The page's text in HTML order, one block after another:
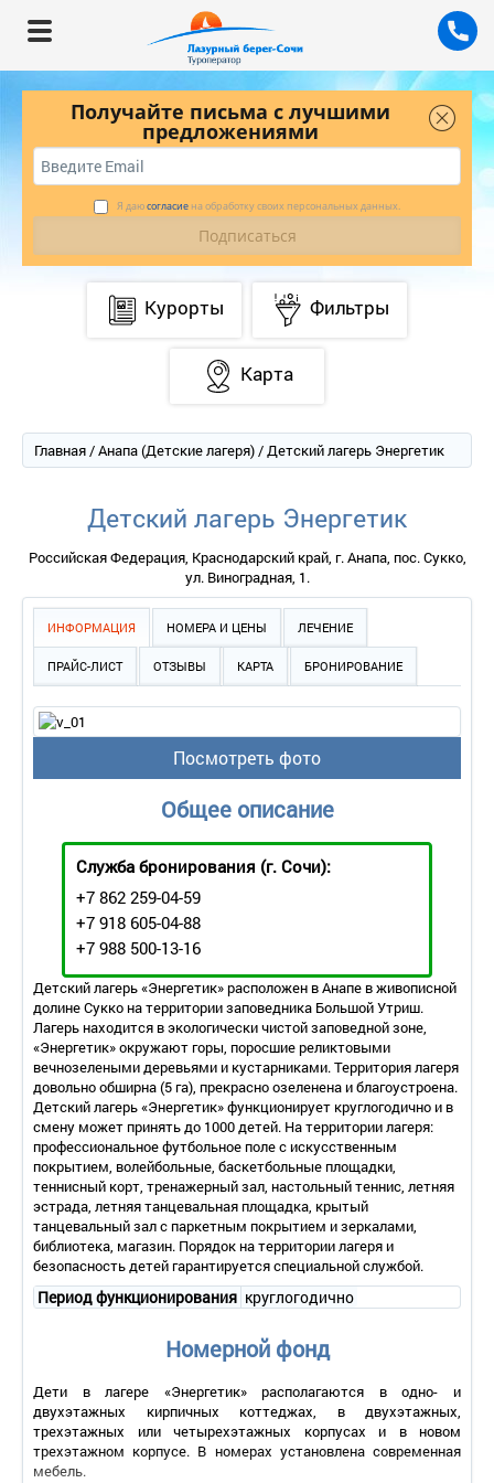
Получайте письма с лучшими
предложениями
Я даюсогласие на обработку своих персональных данных.
Курорты Фильтры
Карта
Главная/Анапа (Детские лагеря)/ Детский лагерь Энергетик
Детский лагерь Энергетик
Российская Федерация, Краснодарский край, г. Анапа, пос. Сукко,
ул. Виноградная, 1.
ИНФОРМАЦИЯ НОМЕРА И ЦЕНЫ ЛЕЧЕНИЕ
ПРАЙС-ЛИСТ ОТЗЫВЫ КАРТА БРОНИРОВАНИЕ
Посмотреть фото
Общее описание
Служба бронирования (г. Сочи):
+7 862 259-04-59
+7 918 605-04-88
+7 988 500-13-16
Детский лагерь «Энергетик» расположен в Анапе в живописной
долине Сукко на территории заповедника Большой Утриш.
Лагерь находится в экологически чистой заповедной зоне,
«Энергетик» окружают горы, поросшие реликтовыми
вечнозелеными деревьями и кустарниками. Территория лагеря
довольно обширна (5 га), прекрасно озеленена и благоустроена.
Детский лагерь «Энергетик» функционирует круглогодично и в
смену может принять до 1000 детей. На территории лагеря:
профессиональное футбольное поле с искусственным
покрытием, волейбольные, баскетбольные площадки,
теннисный корт, тренажерный зал, настольный теннис, летняя
эстрада, летняя танцевальная площадка, крытый
танцевальный зал с паркетным покрытием и зеркалами,
библиотека, магазин. Порядок на территории лагеря и
безопасность детей гарантируется специальной службой.
Период функционирования круглогодично
Номерной фонд
Дети в лагере «Энергетик» располагаются в одно- и
двухэтажных кирпичных коттеджах, в двухэтажных,
трехэтажных или четырехэтажных корпусах и в новом
трехэтажном корпусе. В номерах установлена современная
мебель.